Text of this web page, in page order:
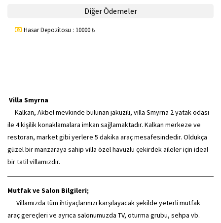
Diğer Ödemeler
Hasar Depozitosu : 10000 ₺
Villa Smyrna
Kalkan, Akbel mevkinde bulunan jakuzili, villa Smyrna 2 yatak odası
ile 4 kişilik konaklamalara imkan sağlamaktadır. Kalkan merkeze ve
restoran, market gibi yerlere 5 dakika araç mesafesindedir. Oldukça
güzel bir manzaraya sahip villa özel havuzlu çekirdek aileler için ideal
bir tatil villamızdır.
Mutfak ve Salon Bilgileri;
Villamızda tüm ihtiyaçlarınızı karşılayacak şekilde yeterli mutfak
araç gereçleri ve ayrıca salonumuzda TV, oturma grubu, sehpa vb.